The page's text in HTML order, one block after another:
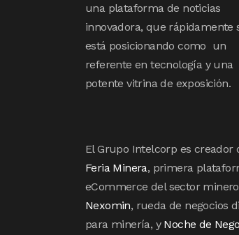
una plataforma de noticias
innovadora, que rápidamente
está posicionando como un
referente en tecnología y una
potente vitrina de exposición.
El Grupo Intelcorp es creador
Feria Minera, primera
eCommerce del sector
Nexomin, rueda de negocios
para minería, y Noche de